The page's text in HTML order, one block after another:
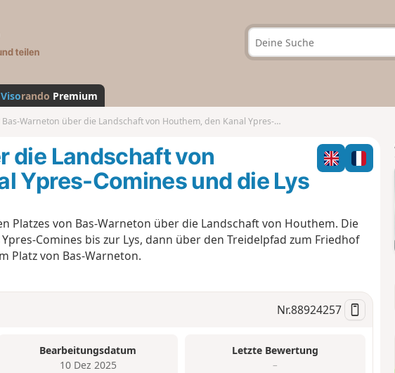
a
n
d
Visorando Premium
Bas-Warneton über die Landschaft von Houthem, den Kanal Ypres-Comines und die Lys
die Landschaft von
Ypres-Comines und die Lys
Platzes von Bas-Warneton über die Landschaft von Houthem. Die
Comines bis zur Lys, dann über den Treidelpfad zum Friedhof
Platz von Bas-Warneton.
Nr.88924257
Bearbeitungsdatum
10 Dez 2025
Letzte Bewertung
–